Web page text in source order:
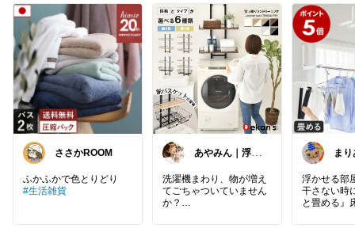
ささかROOM
#生活雑貨
あやみん｜浮か
生活
洗濯機まわり、物が増え
てごちゃついていません
か？
ま
💗
浮かせる部
干さない時
と畳める』